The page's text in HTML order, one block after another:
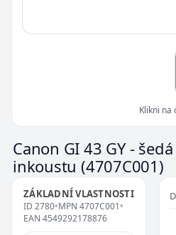
Klikni na
Canon GI 43 GY -
inkoustu(4707C001)
ZÁKLADNÍ VLASTNOSTI
ID 2780•MPN 4707C001•
EAN 4549292178876